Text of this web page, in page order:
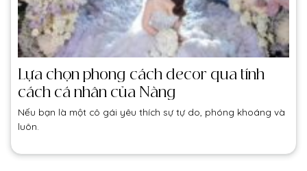
Lựa chọn phong cách decor qua tính
cách cá nhân của Nàng
Nếu bạn là một cô gái yêu thích sự tự do, phóng khoáng và
luôn.